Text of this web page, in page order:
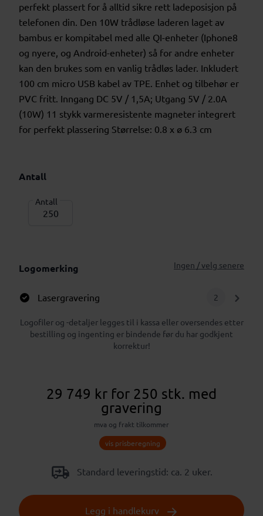
perfekt plassert for å alltid sikre rett ladeposisjon på
telefonen din. Den 10W trådløse laderen laget av
bambus er kompitabel med alle QI-enheter (Iphone8
og nyere, og Android-enheter) så for andre enheter
kan den brukes som en vanlig trådløs lader. Inkludert
100 cm micro USB kabel av TPE. Enhet og tilbehør er
PVC fritt. Inngang DC 5V / 1,5A; Utgang 5V / 2.0A
(10W) 11 stykk varmeresistente magneter integrert
for perfekt plassering Størrelse: 0.8 x ø 6.3 cm
Antall
Antall
Logomerking Ingen / velg senere
Lasergravering 2
Logofiler og -detaljer legges til i kassa eller oversendes etter
bestilling og ingenting er bindende før du har godkjent
korrektur!
29 749 kr for 250 stk. med
gravering
mva og frakt tilkommer
vis prisberegning
Standard leveringstid: ca. 2 uker.
Legg i handlekurv